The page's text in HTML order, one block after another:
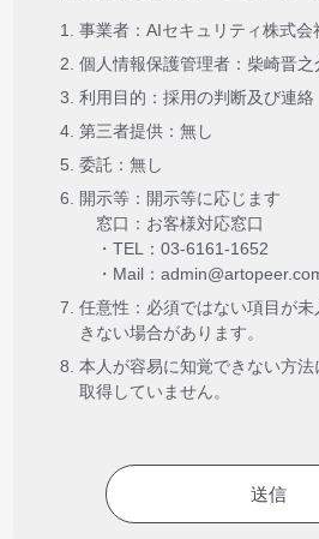
事業者：AIセキュリティ株式会
個人情報保護管理者：柴崎晋之
利用目的：採用の判断及び連絡
第三者提供：無し
委託：無し
開示等：開示等に応じます
窓口：お客様対応窓口
・TEL：03-6161-1652
・Mail：
任意性：必須ではない項目が
きない場合があります。
本人が容易に知覚できない方
取得していません。